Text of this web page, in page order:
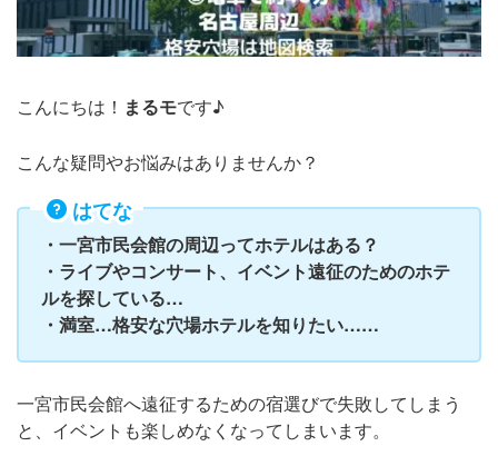
こんにちは！ まるモです♪
こんな疑問やお悩みはありませんか？
はてな
・一宮市民会館の周辺ってホテルはある？
・ライブやコンサート、イベント遠征のためのホテ
ルを探している…
・満室…格安な穴場ホテルを知りたい……
一宮市民会館へ遠征するための宿選びで失敗してしまう
と、イベントも楽しめなくなってしまいます。